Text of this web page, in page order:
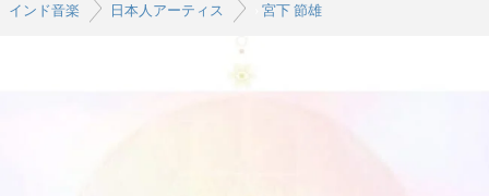
インド音楽
日本人アーティスト 宮下 節雄